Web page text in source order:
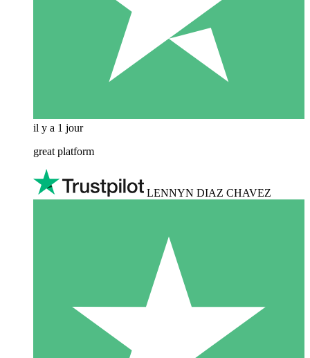
il y a 1 jour
great platform
LENNYN DIAZ CHAVEZ